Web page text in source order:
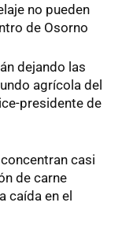
no pueden
de Osorno
dejando las
agrícola del
presidente de
casi
de carne
caída en el